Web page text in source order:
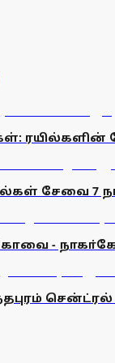
ரயில்களின்
சேவை 7
கோவை -